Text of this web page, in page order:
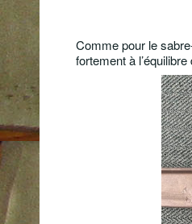
Comme pour le
fortement à